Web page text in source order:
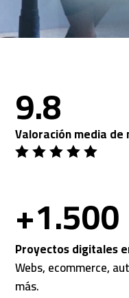
9.8
Valoración media
    
+1.500
Proyectos digitales
Webs, ecommerce,
más.